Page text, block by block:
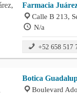
Farmacia
Calle B 213,
N/a
+52 658 517
Botica
Boulevard